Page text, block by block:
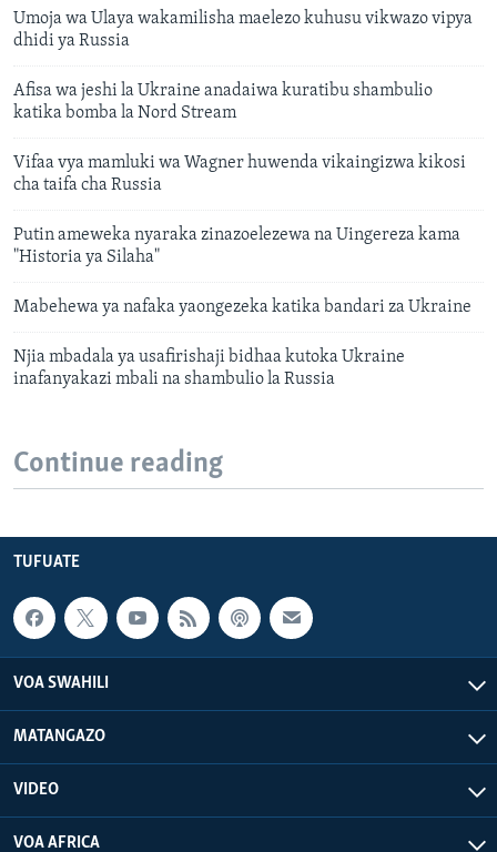
Umoja wa Ulaya wakamilisha maelezo kuhusu vikwazo vipya
dhidi ya Russia
Afisa wa jeshi la Ukraine anadaiwa kuratibu shambulio
katika bomba la Nord Stream
Vifaa vya mamluki wa Wagner huwenda vikaingizwa kikosi
cha taifa cha Russia
Putin ameweka nyaraka zinazoelezewa na Uingereza kama
"Historia ya Silaha"
Mabehewa ya nafaka yaongezeka katika bandari za Ukraine
Njia mbadala ya usafirishaji bidhaa kutoka Ukraine
inafanyakazi mbali na shambulio la Russia
Continue reading
TUFUATE
VOA SWAHILI
MATANGAZO
VIDEO
VOA AFRICA